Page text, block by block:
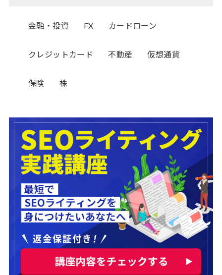
金融・投資 FX カードローン
クレジットカード 不動産 仮想通貨
保険 株